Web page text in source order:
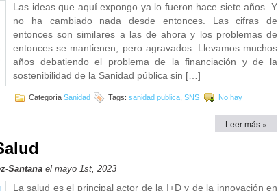
Las ideas que aquí expongo ya lo fueron hace siete años. Y
no ha cambiado nada desde entonces. Las cifras de
entonces son similares a las de ahora y los problemas de
entonces se mantienen; pero agravados. Llevamos muchos
años debatiendo el problema de la financiación y de la
sostenibilidad de la Sanidad pública sin […]
Categoría Sanidad Tags: sanidad publica SNS
No hay
Leer más »
Santana el mayo 1st, 2023
La salud es el principal actor de la I+D y de la innovación en